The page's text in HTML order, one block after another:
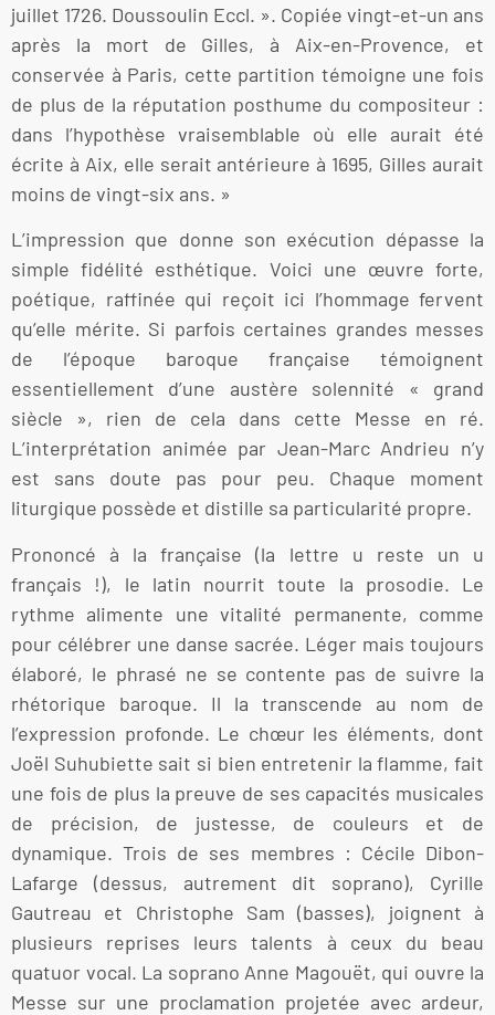
juillet 1726. Doussoulin Eccl. ». Copiée vingt-et-un ans
après la mort de Gilles, à Aix-en-Provence, et
conservée à Paris, cette partition témoigne une fois
de plus de la réputation posthume du compositeur :
dans l’hypothèse vraisemblable où elle aurait été
écrite à Aix, elle serait antérieure à 1695, Gilles aurait
moins de vingt-six ans. »
L’impression que donne son exécution dépasse la
simple fidélité esthétique. Voici une œuvre forte,
poétique, raffinée qui reçoit ici l’hommage fervent
qu’elle mérite. Si parfois certaines grandes messes
de l’époque baroque française témoignent
essentiellement d’une austère solennité « grand
siècle », rien de cela dans cette Messe en ré.
L’interprétation animée par Jean-Marc Andrieu n’y
est sans doute pas pour peu. Chaque moment
liturgique possède et distille sa particularité propre.
Prononcé à la française (la lettre u reste un u
français !), le latin nourrit toute la prosodie. Le
rythme alimente une vitalité permanente, comme
pour célébrer une danse sacrée. Léger mais toujours
élaboré, le phrasé ne se contente pas de suivre la
rhétorique baroque. Il la transcende au nom de
l’expression profonde. Le chœur les éléments, dont
Joël Suhubiette sait si bien entretenir la flamme, fait
une fois de plus la preuve de ses capacités musicales
de précision, de justesse, de couleurs et de
dynamique. Trois de ses membres : Cécile Dibon-
Lafarge (dessus, autrement dit soprano), Cyrille
Gautreau et Christophe Sam (basses), joignent à
plusieurs reprises leurs talents à ceux du beau
quatuor vocal. La soprano Anne Magouët, qui ouvre la
Messe sur une proclamation projetée avec ardeur,